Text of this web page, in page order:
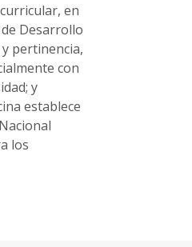
en
Desarrollo
pertinencia,
con
y
establece
los